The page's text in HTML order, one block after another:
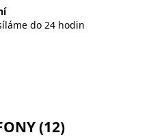
do 24 hodin
(12)